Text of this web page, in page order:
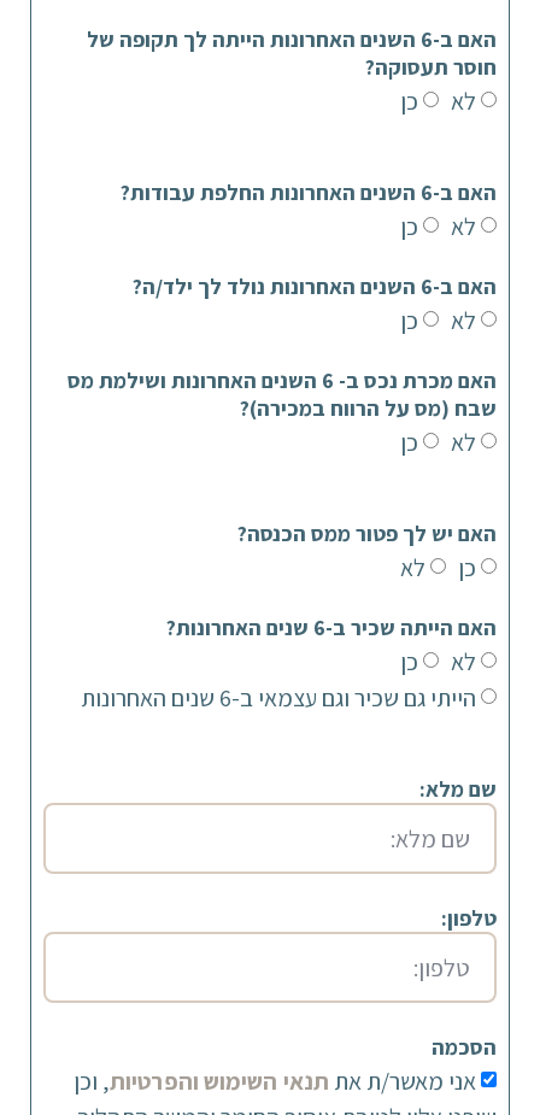
האם ב-6 השנים האחרונות הייתה לך תקופה של
חוסר תעסוקה?
לא כן
האם ב-6 השנים האחרונות החלפת עבודות?
לא כן
האם ב-6 השנים האחרונות נולד לך ילד/ה?
לא כן
האם מכרת נכס ב- 6 השנים האחרונות ושילמת מס
שבח (מס על הרווח במכירה)?
לא כן
האם יש לך פטור ממס הכנסה?
כן לא
האם הייתה שכיר ב-6 שנים האחרונות?
לא
כן
הייתי גם שכיר וגם עצמאי ב-6 שנים האחרונות
שם מלא:
טלפון:
הסכמה
אני מאשר/ת את תנאי השימוש והפרטיות, וכן